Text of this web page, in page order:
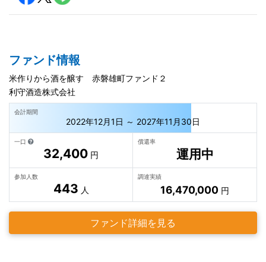
ファンド情報
米作りから酒を醸す 赤磐雄町ファンド２
利守酒造株式会社
会計期間
2022年12月1日 ～ 2027年11月30日
一口
32,400 円
償還率
運用中
参加人数
443 人
調達実績
16,470,000 円
ファンド詳細を見る